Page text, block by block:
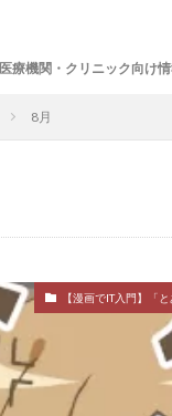
医療機関・クリニック向け
8月
【漫画でIT入門】「